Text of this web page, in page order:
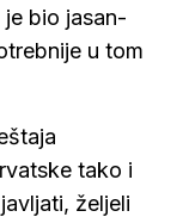
bio jasan-
u tom
tako i
željeli